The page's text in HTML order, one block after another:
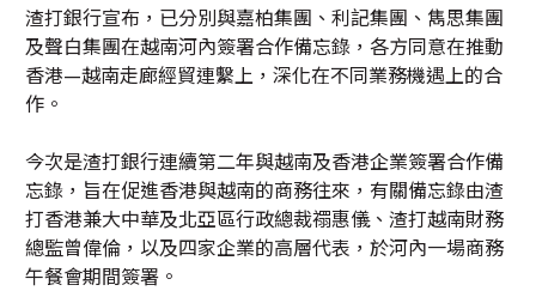
渣打銀行宣布，已分別與嘉柏集團、利記集團、雋思集團
及聲白集團在越南河內簽署合作備忘錄，各方同意在推動
香港—越南走廊經貿連繫上，深化在不同業務機遇上的合
作。
今次是渣打銀行連續第二年與越南及香港企業簽署合作備
忘錄，旨在促進香港與越南的商務往來，有關備忘錄由渣
打香港兼大中華及北亞區行政總裁禤惠儀、渣打越南財務
總監曾偉倫，以及四家企業的高層代表，於河內一場商務
午餐會期間簽署。